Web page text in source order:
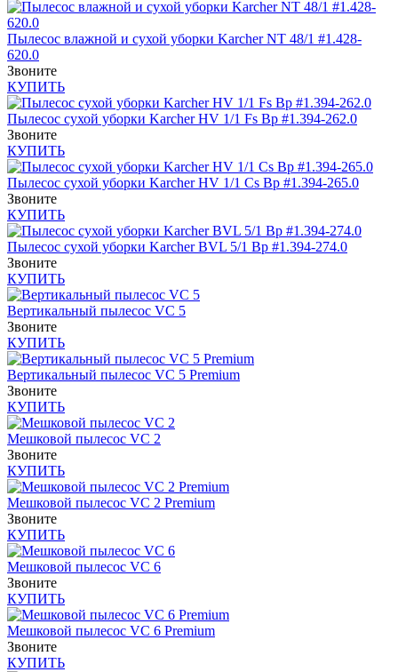
Пылесос влажной и сухой уборки Karcher NT 48/1 #1.428-
620.0
Звоните
КУПИТЬ
Пылесос сухой уборки Karcher HV 1/1 Fs Bp #1.394-262.0
Звоните
КУПИТЬ
Пылесос сухой уборки Karcher HV 1/1 Cs Bp #1.394-265.0
Звоните
КУПИТЬ
Пылесос сухой уборки Karcher BVL 5/1 Bp #1.394-274.0
Звоните
КУПИТЬ
Вертикальный пылесос VC 5
Звоните
КУПИТЬ
Вертикальный пылесос VC 5 Premium
Звоните
КУПИТЬ
Мешковой пылесос VC 2
Звоните
КУПИТЬ
Мешковой пылесос VC 2 Premium
Звоните
КУПИТЬ
Мешковой пылесос VC 6
Звоните
КУПИТЬ
Мешковой пылесос VC 6 Premium
Звоните
КУПИТЬ